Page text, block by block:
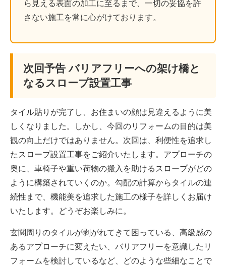
ら見える表面の加工に至るまで、一切の妥協を許
さない施工を常に心がけております。
次回予告 バリアフリーへの架け橋と
なるスロープ設置工事
タイル貼りが完了し、お住まいの顔は見違えるように美
しくなりました。しかし、今回のリフォームの目的は美
観の向上だけではありません。次回は、利便性を追求し
たスロープ設置工事をご紹介いたします。アプローチの
奥に、車椅子や重い荷物の搬入を助けるスロープがどの
ように構築されていくのか。勾配の計算からタイルの連
続性まで、機能美を追求した施工の様子を詳しくお届け
いたします。どうぞお楽しみに。
玄関周りのタイルが剥がれてきて困っている、高級感の
あるアプローチに変えたい、バリアフリーを意識したリ
フォームを検討しているなど、どのような些細なことで